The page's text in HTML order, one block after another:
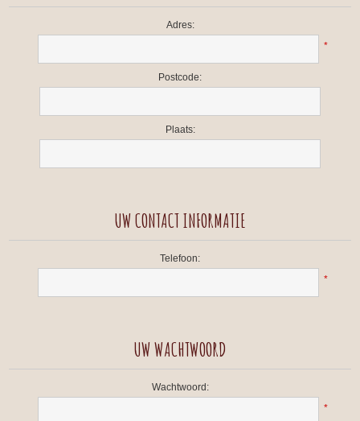
Adres:
*
Postcode:
Plaats:
UW CONTACT INFORMATIE
Telefoon:
*
UW WACHTWOORD
Wachtwoord:
*